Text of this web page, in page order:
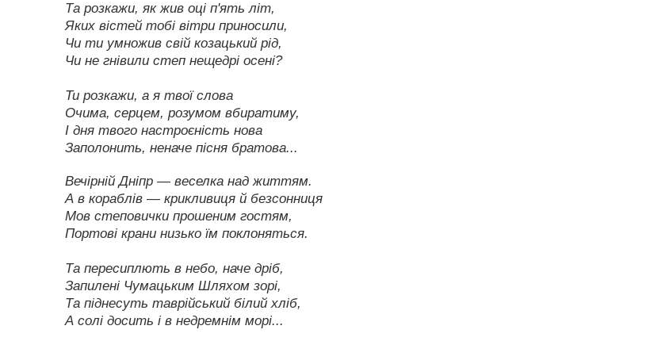
Та розкажи, як жив оці п'ять літ,
Яких вістей тобі вітри приносили,
Чи ти умножив свій козацький рід,
Чи не гнівили степ нещедрі осені?
Ти розкажи, а я твої слова
Очима, серцем, розумом вбиратиму,
І дня твого настроєність нова
Заполонить, неначе пісня братова...
Вечірній Дніпр — веселка над життям.
А в кораблів — крикливиця й безсонниця
Мов степовички прошеним гостям,
Портові крани низько їм поклоняться.
Та пересиплють в небо, наче дріб,
Запилені Чумацьким Шляхом зорі,
Та піднесуть таврійський білий хліб,
А солі досить і в недремнім морі...